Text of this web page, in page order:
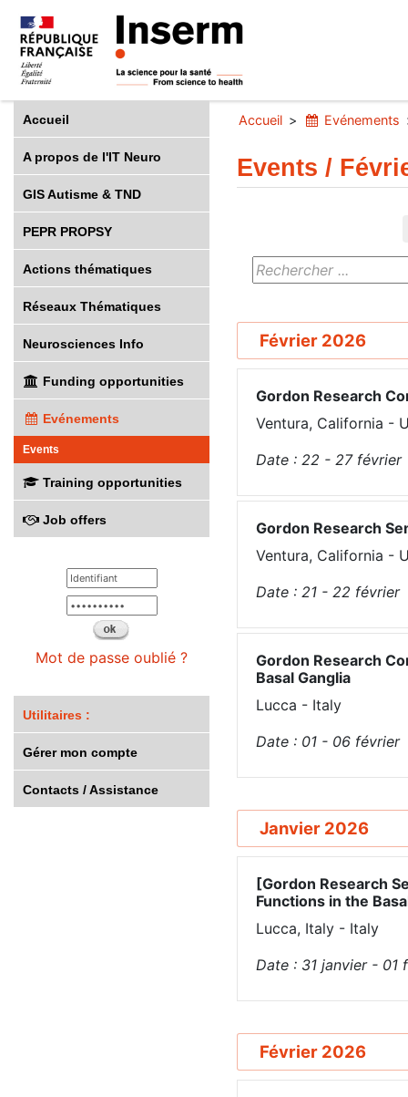
Accueil
A propos de l'IT Neuro
GIS Autisme & TND
PEPR PROPSY
Actions thématiques
Réseaux Thématiques
Neurosciences Info
Funding opportunities
Evénements
Events
Training opportunities
Job offers
Mot de passe oublié ?
Utilitaires :
Gérer mon compte
Contacts / Assistance
Accueil Evénements
Events /
Février 2026
Gordon Research
Ventura, California -
Date : 22 - 27 février
Gordon Research
Ventura, California -
Date : 21 - 22 février
Gordon Research
Basal Ganglia
Lucca - Italy
Date : 01 - 06 février
Janvier 2026
[Gordon Research
Functions in the
Lucca, Italy - Italy
Date : 31 janvier- 01
Février 2026